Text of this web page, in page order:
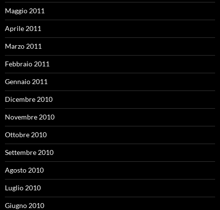
Maggio 2011
Aprile 2011
Marzo 2011
Febbraio 2011
Gennaio 2011
Dicembre 2010
Novembre 2010
Ottobre 2010
Settembre 2010
Agosto 2010
Luglio 2010
Giugno 2010